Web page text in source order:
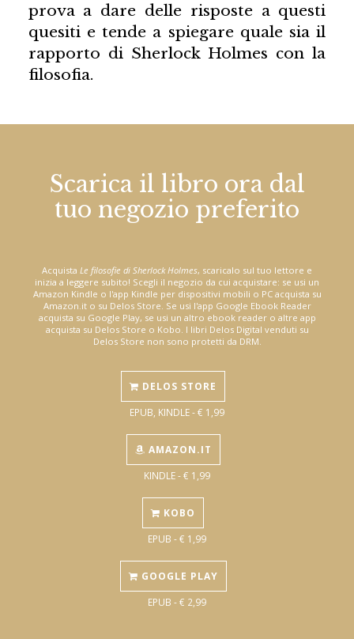
prova a dare delle risposte a questi
quesiti e tende a spiegare quale sia il
rapporto di Sherlock Holmes con la
filosofia.
Scarica il libro ora dal
tuo negozio preferito
Acquista Le filosofie di Sherlock Holmes, scaricalo sul tuo lettore e
inizia a leggere subito! Scegli il negozio da cui acquistare: se usi un
Amazon Kindle o l'app Kindle per dispositivi mobili o PC acquista su
Amazon.it o su Delos Store. Se usi l'app Google Ebook Reader
acquista su Google Play, se usi un altro ebook reader o altre app
acquista su Delos Store o Kobo. I libri Delos Digital venduti su
Delos Store non sono protetti da DRM.
DELOS STORE
EPUB, KINDLE - € 1,99
AMAZON.IT
KINDLE - € 1,99
KOBO
EPUB - € 1,99
GOOGLE PLAY
EPUB - € 2,99